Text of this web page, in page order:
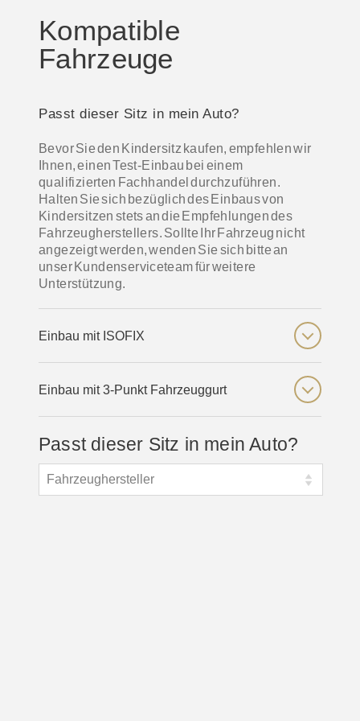
Kompatible
Fahrzeuge
Passt dieser Sitz in mein Auto?
Bevor Sie den Kindersitz kaufen, empfehlen wir
Ihnen, einen Test-Einbau bei einem
qualifizierten Fachhandel durchzuführen.
Halten Sie sich bezüglich des Einbaus von
Kindersitzen stets an die Empfehlungen des
Fahrzeugherstellers. Sollte Ihr Fahrzeug nicht
angezeigt werden, wenden Sie sich bitte an
unser Kundenserviceteam für weitere
Unterstützung.
Einbau mit ISOFIX
Einbau mit 3-Punkt Fahrzeuggurt
Passt dieser Sitz in mein Auto?